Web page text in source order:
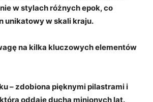
w ⁢stylach ⁣różnych epok, co
unikatowy w skali kraju.
na kilka ⁣kluczowych elementów⁤
⁣– zdobiona pięknymi ⁤pilastrami i
oddaje ducha minionych lat.